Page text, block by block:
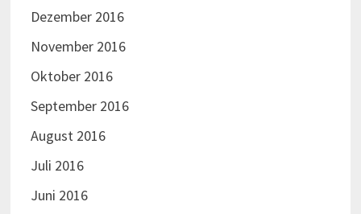
Dezember 2016
November 2016
Oktober 2016
September 2016
August 2016
Juli 2016
Juni 2016